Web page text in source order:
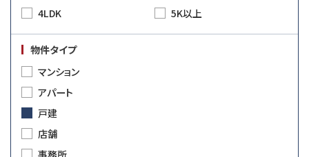
4LDK
5K以上
物件タイプ
マンション
アパート
戸建
店舗
事務所